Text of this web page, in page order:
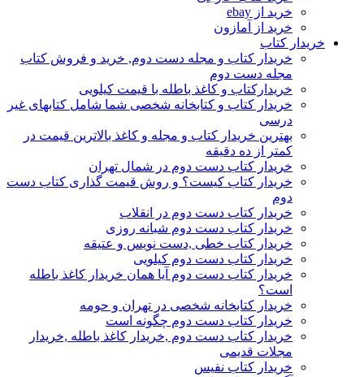
خرید از ebay
خرید از آمازون
خریدار کتاب
خریدار کتاب و مجله دست دوم, خرید و فروش کتاب
مجله دست دوم
خریدارکتاب و کاغذ باطله با قیمت کیلویی
خریدار کتاب و کتابخانه شخصی شما شامل کتابهای غیر
درسی
بهترین خریدار کتاب و مجله و کاغذ بالاترین قیمت در
کمتر از ده دقیقه
خریدار کتاب دست دوم در شمال تهران
خریدار کتاب کیست؟ و روش قیمت گذاری کتاب دست
دوم
خریدار کتاب دست دوم در انقلاب
خریدار کتاب دست دوم شبانه روزی
خریدار کتاب خطی ,دست نویس و عتیقه
خریدار کتاب دست دوم کیلویی
خریدار کتاب دست دوم آیا همان خریدار کاغذ باطله
است؟
خریدار کتابخانه شخصی در تهران و حومه
خریدار کتاب دست دوم چگونه است
خریدار کتاب دست دوم ,خریدار کاغذ باطله ,خریدار
مجلات قدیمی
خریدار کتاب نفیس